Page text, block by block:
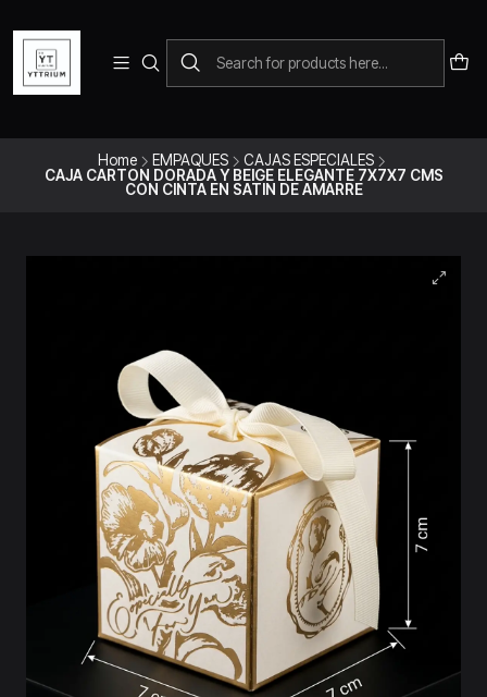
Para pedidos telefonicos puedes comunicarte con el wsap
+573228452138
Home EMPAQUES
CAJAS ESPECIALES
CAJA CARTON DORADA Y BEIGE ELEGANTE 7X7X7 CMS
CON CINTA EN SATIN DE AMARRE